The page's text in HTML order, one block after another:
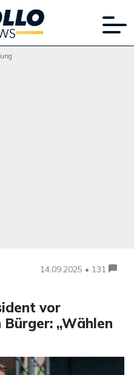
14.09.2025 • 131
vor
„Wählen